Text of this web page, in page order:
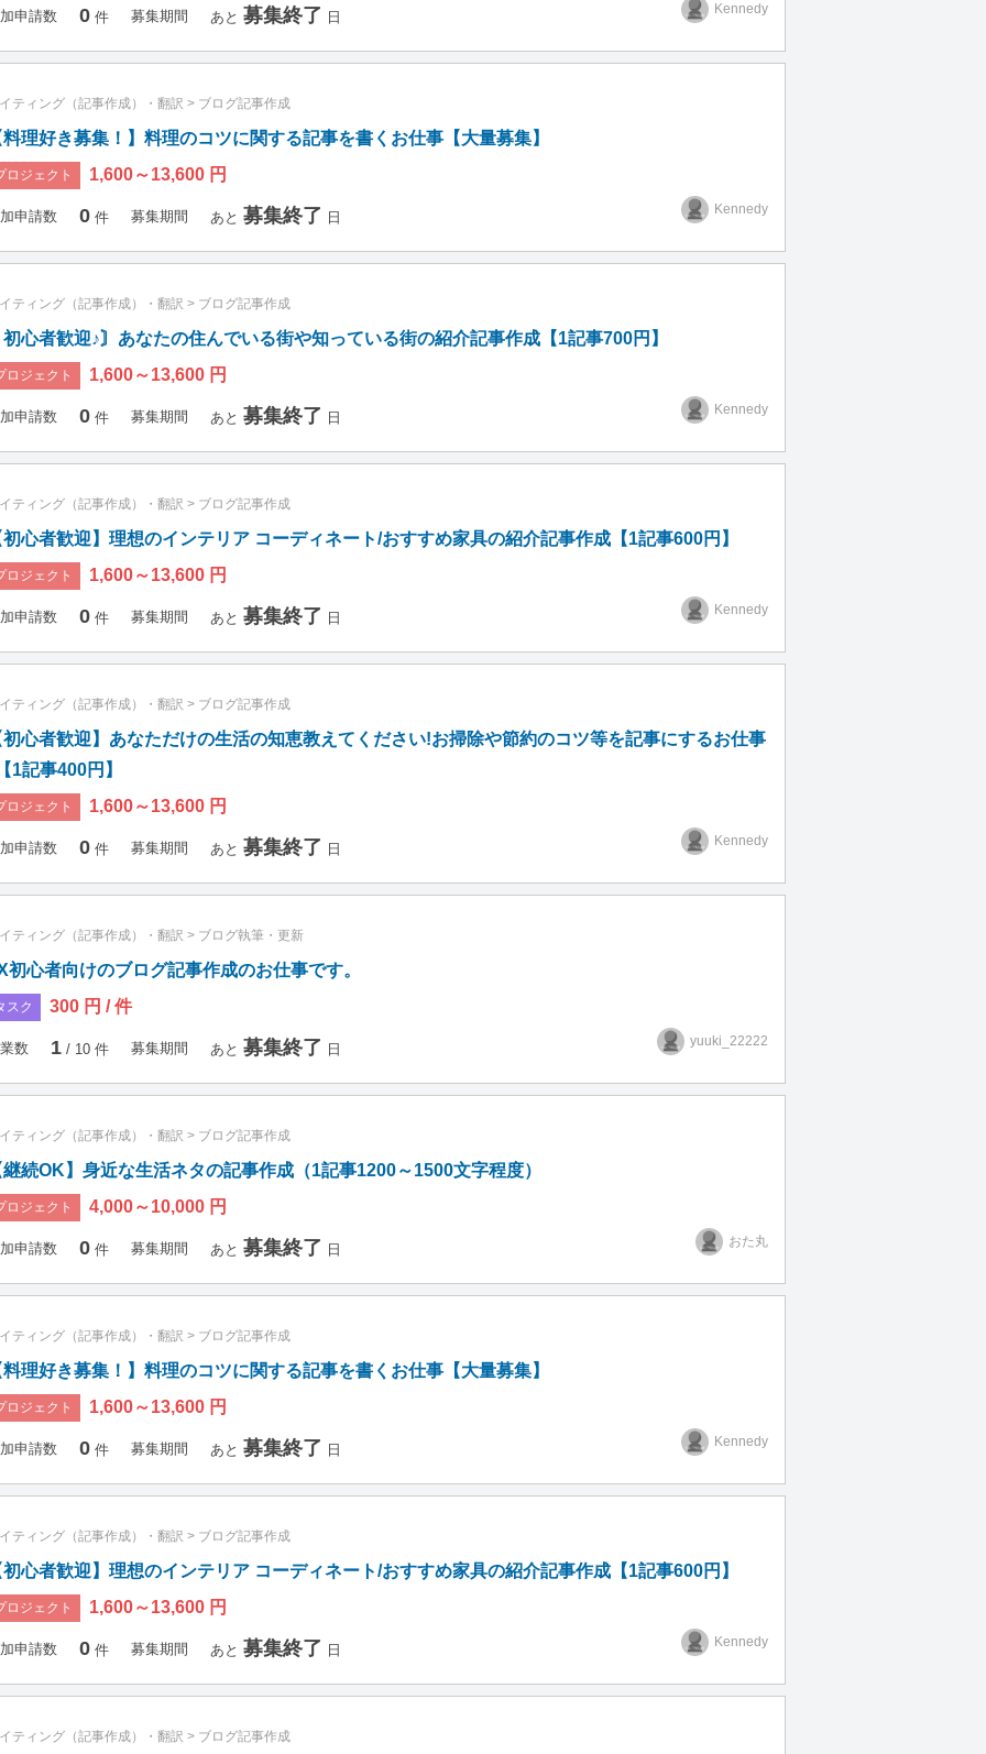
申請数 0 件 募集期間 あと 募集終了 日 Kennedy
ティング（記事作成）・翻訳 > ブログ記事作成
料理好き募集！】料理のコツに関する記事を書くお仕事【大量募集】
ロジェクト 1,600～13,600 円
申請数 0 件 募集期間 あと 募集終了 日 Kennedy
ティング（記事作成）・翻訳 > ブログ記事作成
初心者歓迎♪〙あなたの住んでいる街や知っている街の紹介記事作成【1記事700円】
ロジェクト 1,600～13,600 円
申請数 0 件 募集期間 あと 募集終了 日 Kennedy
ティング（記事作成）・翻訳 > ブログ記事作成
初心者歓迎】理想のインテリア コーディネート/おすすめ家具の紹介記事作成【1記事600円】
ロジェクト 1,600～13,600 円
申請数 0 件 募集期間 あと 募集終了 日 Kennedy
ティング（記事作成）・翻訳 > ブログ記事作成
初心者歓迎】あなただけの生活の知恵教えてください!お掃除や節約のコツ等を記事にするお仕事
1記事400円】
ロジェクト 1,600～13,600 円
申請数 0 件 募集期間 あと 募集終了 日 Kennedy
ティング（記事作成）・翻訳 > ブログ執筆・更新
初心者向けのブログ記事作成のお仕事です。
スク 300 円 / 件
数 1 / 10 件 募集期間 あと 募集終了 日 yuuki_22222
ティング（記事作成）・翻訳 > ブログ記事作成
継続OK】身近な生活ネタの記事作成（1記事1200～1500文字程度）
ロジェクト 4,000～10,000 円
申請数 0 件 募集期間 あと 募集終了 日 おた丸
ティング（記事作成）・翻訳 > ブログ記事作成
料理好き募集！】料理のコツに関する記事を書くお仕事【大量募集】
ロジェクト 1,600～13,600 円
申請数 0 件 募集期間 あと 募集終了 日 Kennedy
ティング（記事作成）・翻訳 > ブログ記事作成
初心者歓迎】理想のインテリア コーディネート/おすすめ家具の紹介記事作成【1記事600円】
ロジェクト 1,600～13,600 円
申請数 0 件 募集期間 あと 募集終了 日 Kennedy
ティング（記事作成）・翻訳 > ブログ記事作成